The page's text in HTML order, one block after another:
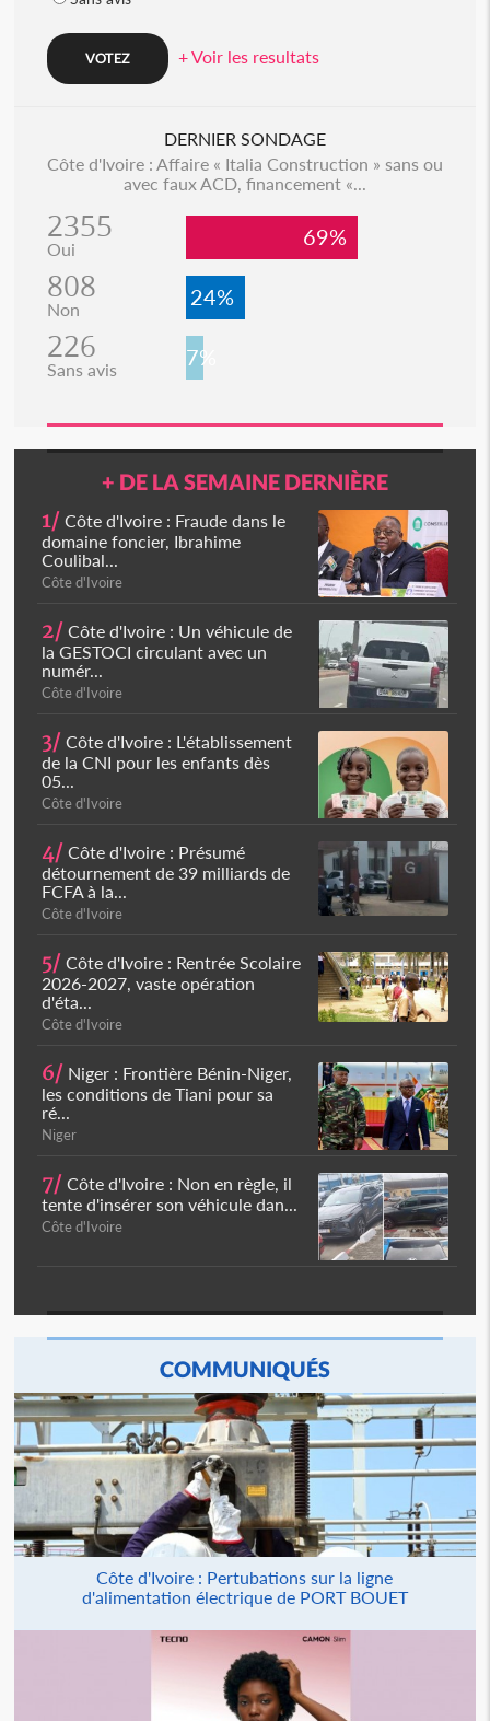
+ Voir les resultats
DERNIER SONDAGE
Côte d'Ivoire : Affaire « Italia Construction » sans ou
avec faux ACD, financement «...
2355
Oui 69%
808
Non 24%
226
Sans avis 7%
+ DE LA SEMAINE DERNIÈRE
1/ Côte d'Ivoire : Fraude dans le
domaine foncier, Ibrahime
Coulibal...
Côte d'Ivoire
2/ Côte d'Ivoire : Un véhicule de
la GESTOCI circulant avec un
numér...
Côte d'Ivoire
3/ Côte d'Ivoire : L'établissement
de la CNI pour les enfants dès
05...
Côte d'Ivoire
4/ Côte d'Ivoire : Présumé
détournement de 39 milliards de
FCFA à la...
Côte d'Ivoire
5/ Côte d'Ivoire : Rentrée Scolaire
2026-2027, vaste opération
d'éta...
Côte d'Ivoire
6/ Niger : Frontière Bénin-Niger,
les conditions de Tiani pour sa
ré...
Niger
7/ Côte d'Ivoire : Non en règle, il
tente d'insérer son véhicule dan...
Côte d'Ivoire
COMMUNIQUÉS
Côte d'Ivoire : Pertubations sur la ligne
d'alimentation électrique de PORT BOUET